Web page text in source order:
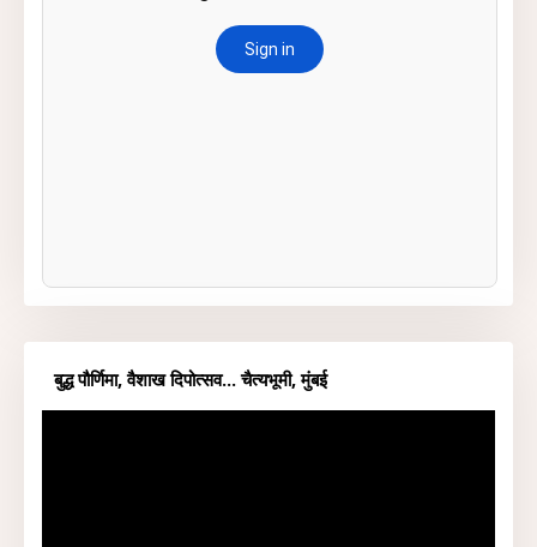
बुद्ध पौर्णिमा, वैशाख दिपोत्सव... चैत्यभूमी, मुंबई